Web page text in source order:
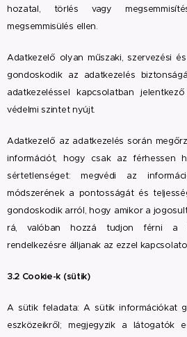
hozatal, törlés vagy
megsemmisülés ellen.
Adatkezelő olyan műszaki, szervezési
gondoskodik az adatkezelés
adatkezeléssel kapcsolatban
védelmi szintet nyújt.
Adatkezelő az adatkezelés során
információt, hogy csak az férhessen
sértetlenséget: megvédi az
módszerének a pontosságát és
gondoskodik arról, hogy amikor a
rá, valóban hozzá tudjon férni a
rendelkezésre álljanak az ezzel
3.2 Cookie-k (sütik)
A sütik feladata: A sütik információkat
eszközeikről; megjegyzik a látogatók